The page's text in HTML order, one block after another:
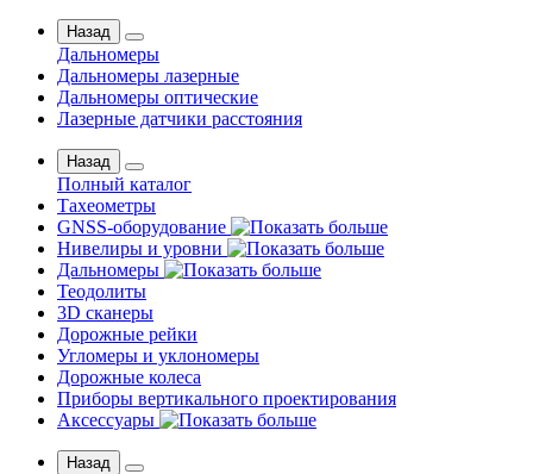
Назад
Дальномеры
Дальномеры лазерные
Дальномеры оптические
Лазерные датчики расстояния
Назад
Полный каталог
Тахеометры
GNSS-оборудование
Нивелиры и уровни
Дальномеры
Теодолиты
3D сканеры
Дорожные рейки
Угломеры и уклономеры
Дорожные колеса
Приборы вертикального проектирования
Аксессуары
Назад